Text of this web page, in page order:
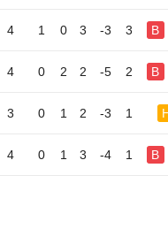
4 1 0 3 -3 3 B
4 0 2 2 -5 2 B
3 0 1 2 -3 1
4 0 1 3 -4 1 B